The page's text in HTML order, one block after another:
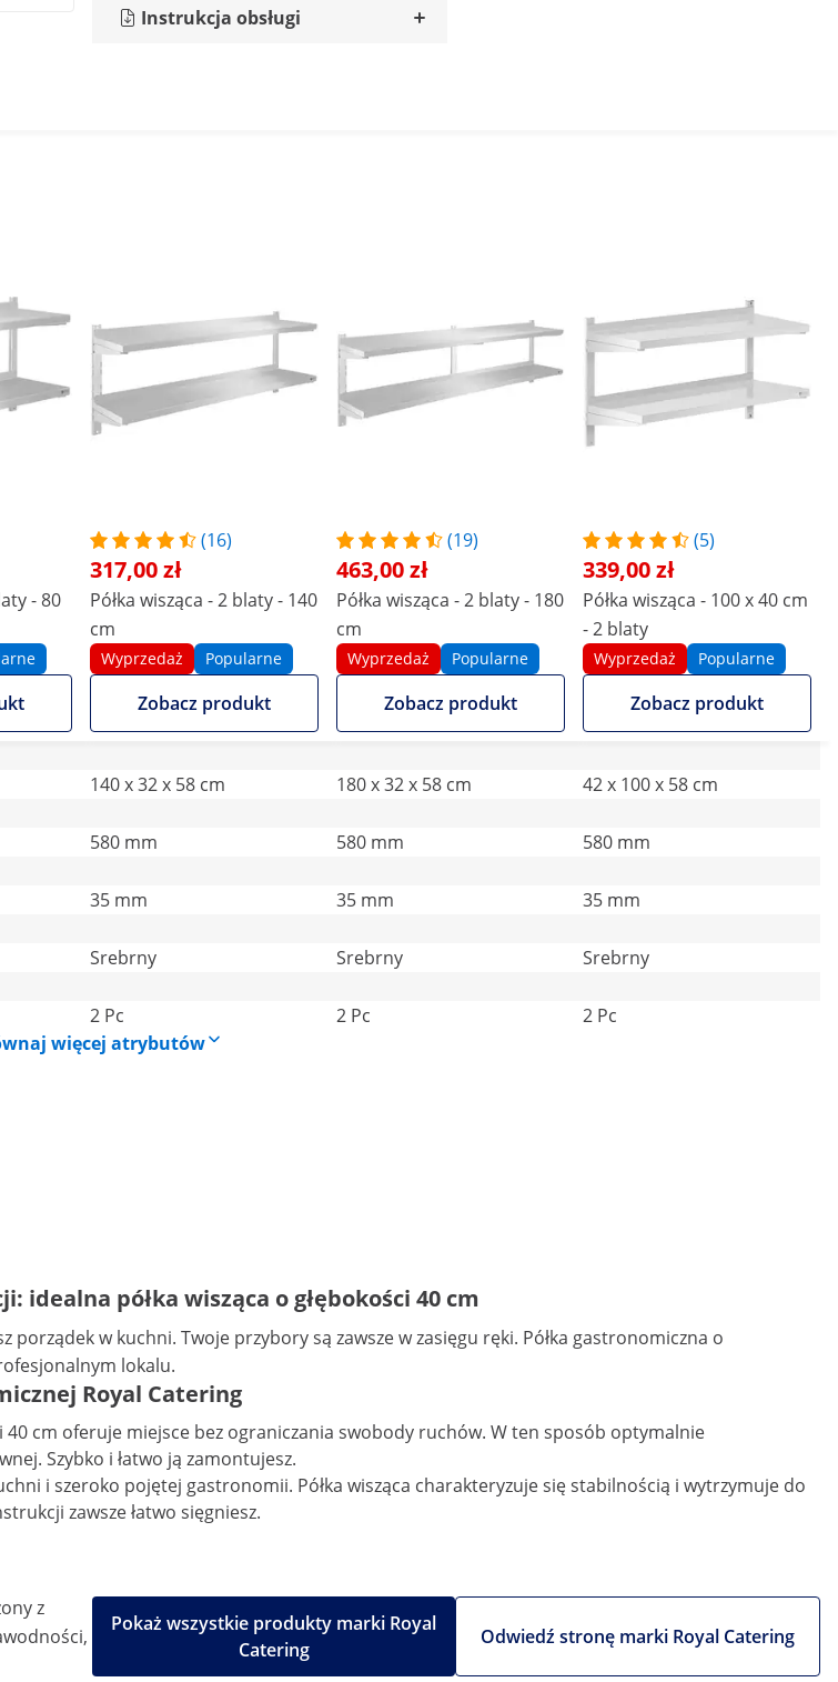
Instrukcja obsługi
- 80
(16)
317,00 zł
Półka wisząca - 2 blaty - 140
cm
Wyprzedaż Popularne
Zobacz produkt
(19)
463,00 zł
Półka wisząca - 2 blaty - 180
cm
Wyprzedaż Popularne
Zobacz produkt
(5)
339,00 zł
Półka wisząca - 100 x 40 cm
- 2 blaty
Wyprzedaż Popularne
Zobacz produkt
140 x 32 x 58 cm 180 x 32 x 58 cm
42 x 100 x 58 cm
580 mm 580 mm
580 mm
35 mm 35 mm
35 mm
Srebrny Srebrny
Srebrny
2 Pc 2 Pc
2 Pc
więcej atrybutów
idealna półka wisząca o głębokości 40 cm
porządek w kuchni. Twoje przybory są zawsze w zasięgu ręki. Półka gastronomiczna o
lokalu.
Royal Catering
40 cm oferuje miejsce bez ograniczania swobody ruchów. W ten sposób optymalnie
Szybko i łatwo ją zamontujesz.
i szeroko pojętej gastronomii. Półka wisząca charakteryzuje się stabilnością i wytrzymuje do
zawsze łatwo sięgniesz.
z
Odwiedź stronę marki Royal Catering
Pokaż wszystkie produkty marki Royal
Catering